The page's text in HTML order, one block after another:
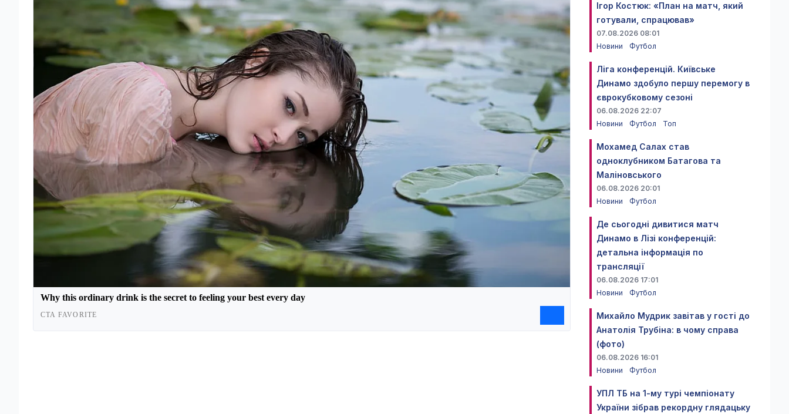
Ігор Костюк: «План на матч, який
готували, спрацював»
07.08.2026 08:01
Новини
Футбол
Ліга конференцій. Київське
Динамо здобуло першу перемогу в
єврокубковому сезоні
06.08.2026 22:07
Новини
Футбол Топ
Мохамед Салах став
одноклубником Батагова та
Маліновського
06.08.2026 20:01
Новини
Футбол
Де сьогодні дивитися матч
Динамо в Лізі конференцій:
детальна інформація по
трансляції
06.08.2026 17:01
Новини
Футбол
Михайло Мудрик завітав у гості до
Анатолія Трубіна: в чому справа
(фото)
06.08.2026 16:01
Новини
Футбол
УПЛ ТБ на 1-му турі чемпіонату
України зібрав рекордну глядацьку